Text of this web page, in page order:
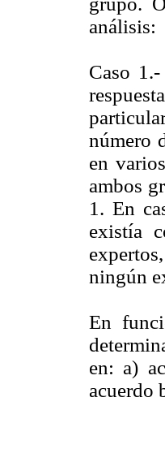
análisis:
Caso
número
en
ambos
1. En
existía
ningún
En
en: a)
acuerdo